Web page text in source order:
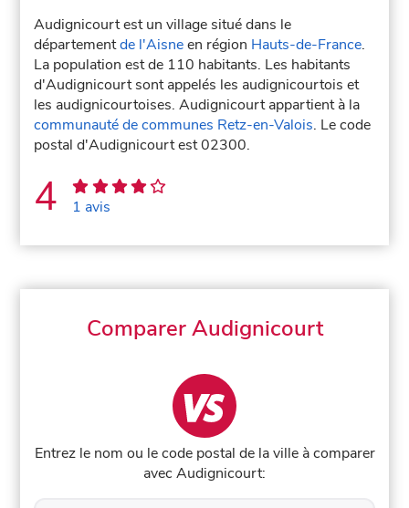
Audignicourt est un village situé dans le
départementde l'Aisneen région Hauts-de-France.
La population est de 110 habitants. Les habitants
d'Audignicourt sont appelés les audignicourtois et
les audignicourtoises. Audignicourt appartient à la
communauté de communes Retz-en-Valois. Le code
postal d'Audignicourt est 02300.
4 1 avis
Comparer Audignicourt
Entrez le nom ou le code postal de la ville à comparer
avec Audignicourt: